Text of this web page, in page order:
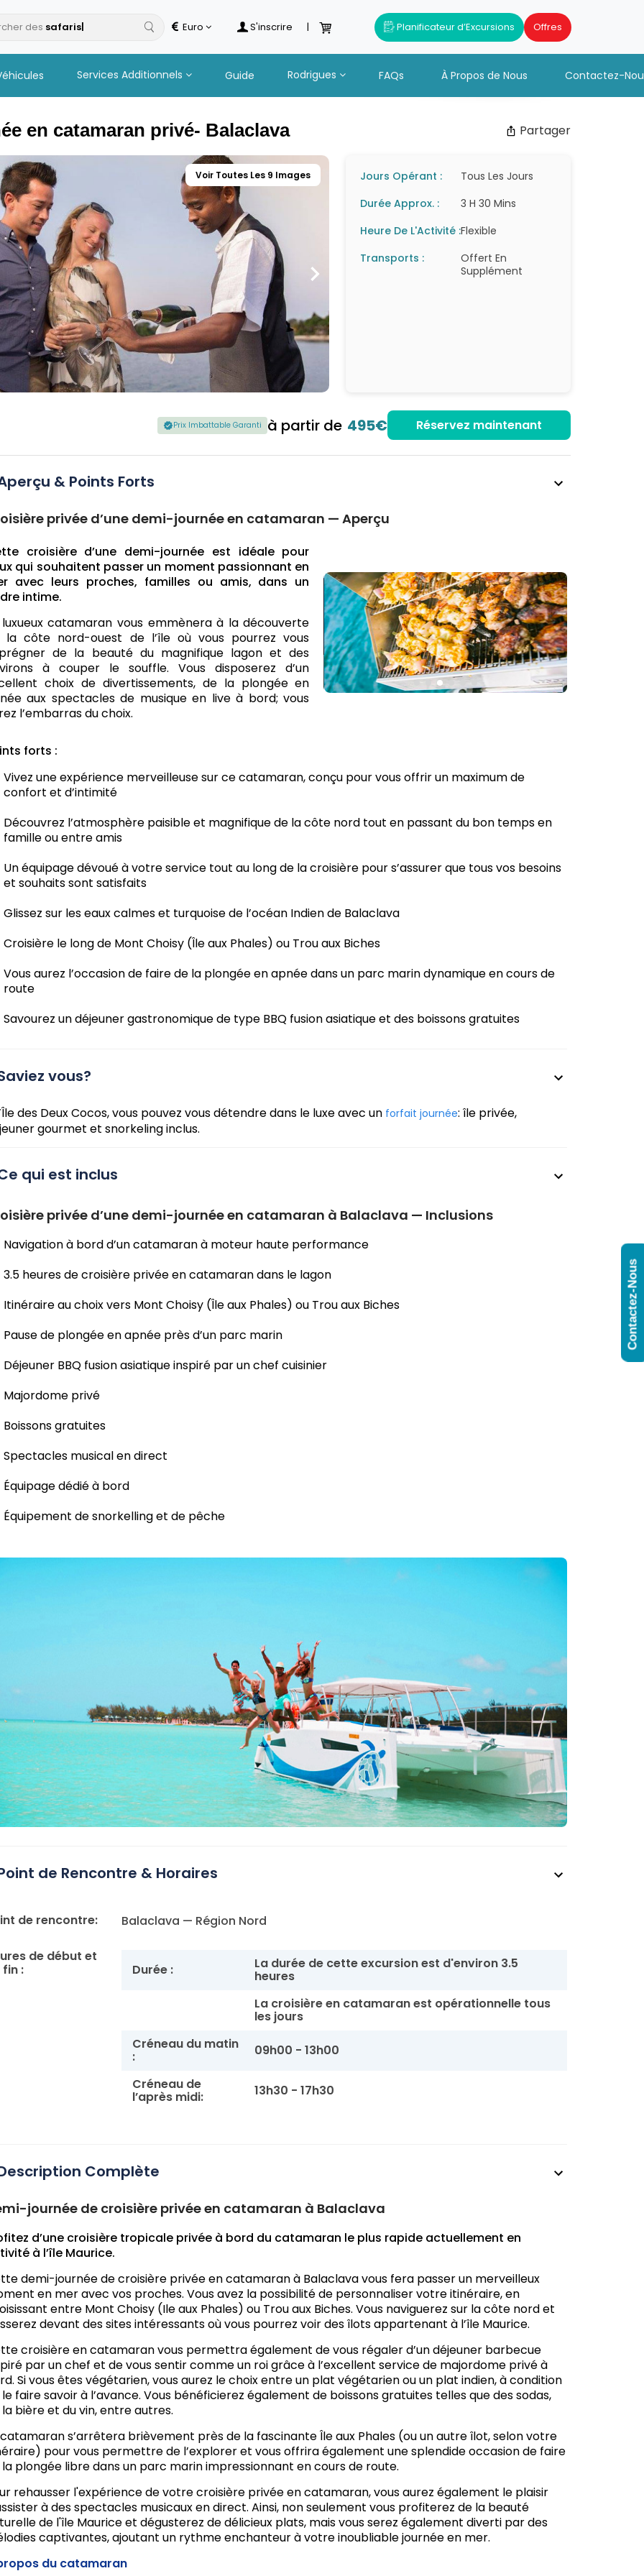
des Euro S'inscrire | Planificateur d’Excursions Offres
Services Additionnels Guide Rodrigues FAQs À Propos de Nous Contactez-
en catamaran privé- Balaclava Partager
Voir Toutes Les 9 Images Jours Opérant :
Tous Les Jours
Durée Approx. :
3 H 30 Mins
Heure De L'Activité :Flexible
Transports :
Offert En
Supplément
Prix Imbattable Garanti à partir de 495€ Réservez maintenant
& Points Forts
privée d’une demi-journée en catamaran — Aperçu
croisière d’une demi-journée est idéale pour
qui souhaitent passer un moment passionnant en
avec leurs proches, familles ou amis, dans un
intime.
luxueux catamaran vous emmènera à la découverte
la côte nord-ouest de l’île où vous pourrez vous
de la beauté du magnifique lagon et des
à couper le souffle. Vous disposerez d’un
choix de divertissements, de la plongée en
aux spectacles de musique en live à bord; vous
l’embarras du choix.
forts :
Vivez une expérience merveilleuse sur ce catamaran, conçu pour vous offrir un maximum de
confort et d’intimité
Découvrez l’atmosphère paisible et magnifique de la côte nord tout en passant du bon temps en
famille ou entre amis
Un équipage dévoué à votre service tout au long de la croisière pour s’assurer que tous vos besoins
et souhaits sont satisfaits
Glissez sur les eaux calmes et turquoise de l’océan Indien de Balaclava
Croisière le long de Mont Choisy (Île aux Phales) ou Trou aux Biches
Vous aurez l’occasion de faire de la plongée en apnée dans un parc marin dynamique en cours de
route
Savourez un déjeuner gastronomique de type BBQ fusion asiatique et des boissons gratuites
vous?
des Deux Cocos, vous pouvez vous détendre dans le luxe avec un forfait journée: île privée,
gourmet et snorkeling inclus.
qui est inclus
privée d’une demi-journée en catamaran à Balaclava — Inclusions
Navigation à bord d’un catamaran à moteur haute performance
3.5 heures de croisière privée en catamaran dans le lagon
Itinéraire au choix vers Mont Choisy (Île aux Phales) ou Trou aux Biches
Pause de plongée en apnée près d’un parc marin
Déjeuner BBQ fusion asiatique inspiré par un chef cuisinier
Majordome privé
Boissons gratuites
Spectacles musical en direct
Équipage dédié à bord
Équipement de snorkelling et de pêche
de Rencontre & Horaires
de rencontre: Balaclava — Région Nord
de début et
:
Durée : La durée de cette excursion est d'environ 3.5
heures
La croisière en catamaran est opérationnelle tous
les jours
Créneau du matin
: 09h00 - 13h00
Créneau de
l’après midi: 13h30 - 17h30
Complète
journée de croisière privée en catamaran à Balaclava
d’une croisière tropicale privée à bord du catamaran le plus rapide actuellement en
à l’île Maurice.
demi-journée de croisière privée en catamaran à Balaclava vous fera passer un merveilleux
en mer avec vos proches. Vous avez la possibilité de personnaliser votre itinéraire, en
entre Mont Choisy (Ile aux Phales) ou Trou aux Biches. Vous naviguerez sur la côte nord et
devant des sites intéressants où vous pourrez voir des îlots appartenant à l’île Maurice.
croisière en catamaran vous permettra également de vous régaler d’un déjeuner barbecue
par un chef et de vous sentir comme un roi grâce à l’excellent service de majordome privé à
Si vous êtes végétarien, vous aurez le choix entre un plat végétarien ou un plat indien, à condition
faire savoir à l’avance. Vous bénéficierez également de boissons gratuites telles que des sodas,
bière et du vin, entre autres.
s’arrêtera brièvement près de la fascinante Île aux Phales (ou un autre îlot, selon votre
pour vous permettre de l’explorer et vous offrira également une splendide occasion de faire
plongée libre dans un parc marin impressionnant en cours de route.
rehausser l'expérience de votre croisière privée en catamaran, vous aurez également le plaisir
à des spectacles musicaux en direct. Ainsi, non seulement vous profiterez de la beauté
de l'île Maurice et dégusterez de délicieux plats, mais vous serez également diverti par des
captivantes, ajoutant un rythme enchanteur à votre inoubliable journée en mer.
du catamaran
Contactez-Nous